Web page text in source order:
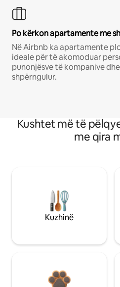
Po kërkon apartamente me
Në Airbnb ka apartamente
ideale për të akomoduar
punonjësve të kompanive
shpërngulur.
Kushtet më të
me qira
Kuzhinë